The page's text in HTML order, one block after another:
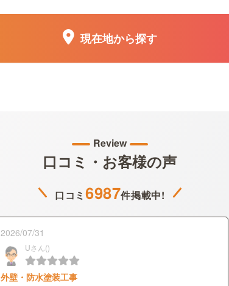
現在地から探す
Review
口コミ・お客様の声
口コミ 6987件掲載中!
2026/07/31
Uさん()
外壁・防水塗装工事